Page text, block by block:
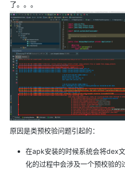
了。。。
原因是类预校验问题引起的：
在apk安装的时候系统会将dex
化的过程中会涉及一个预校验的